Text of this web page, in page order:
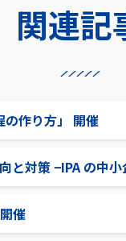
関連記
作り方」 開催
対策 −IPA の中
催